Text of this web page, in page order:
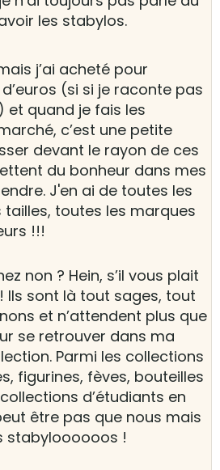
les stabylos.
j’ai acheté pour
(si si je raconte pas
et quand je fais les
c’est une petite
devant le rayon de ces
du bonheur dans mes
J'en ai de toutes les
toutes les marques
!!!
non ? Hein, s’il vous plait
Ils sont là tout sages, tout
et n’attendent plus que
se retrouver dans ma
Parmi les collections
figurines, fèves, bouteilles
d’étudiants en
être pas que nous mais
stabyloooooos !